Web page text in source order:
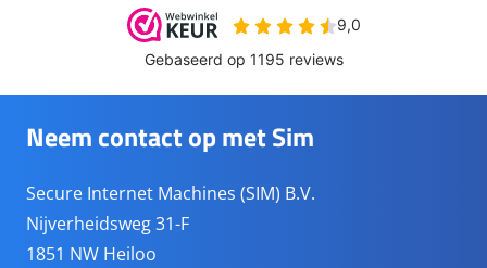
Neem contact op met Sim
Secure Internet Machines (SIM) B.V.
Nijverheidsweg 31-F
1851 NW Heiloo